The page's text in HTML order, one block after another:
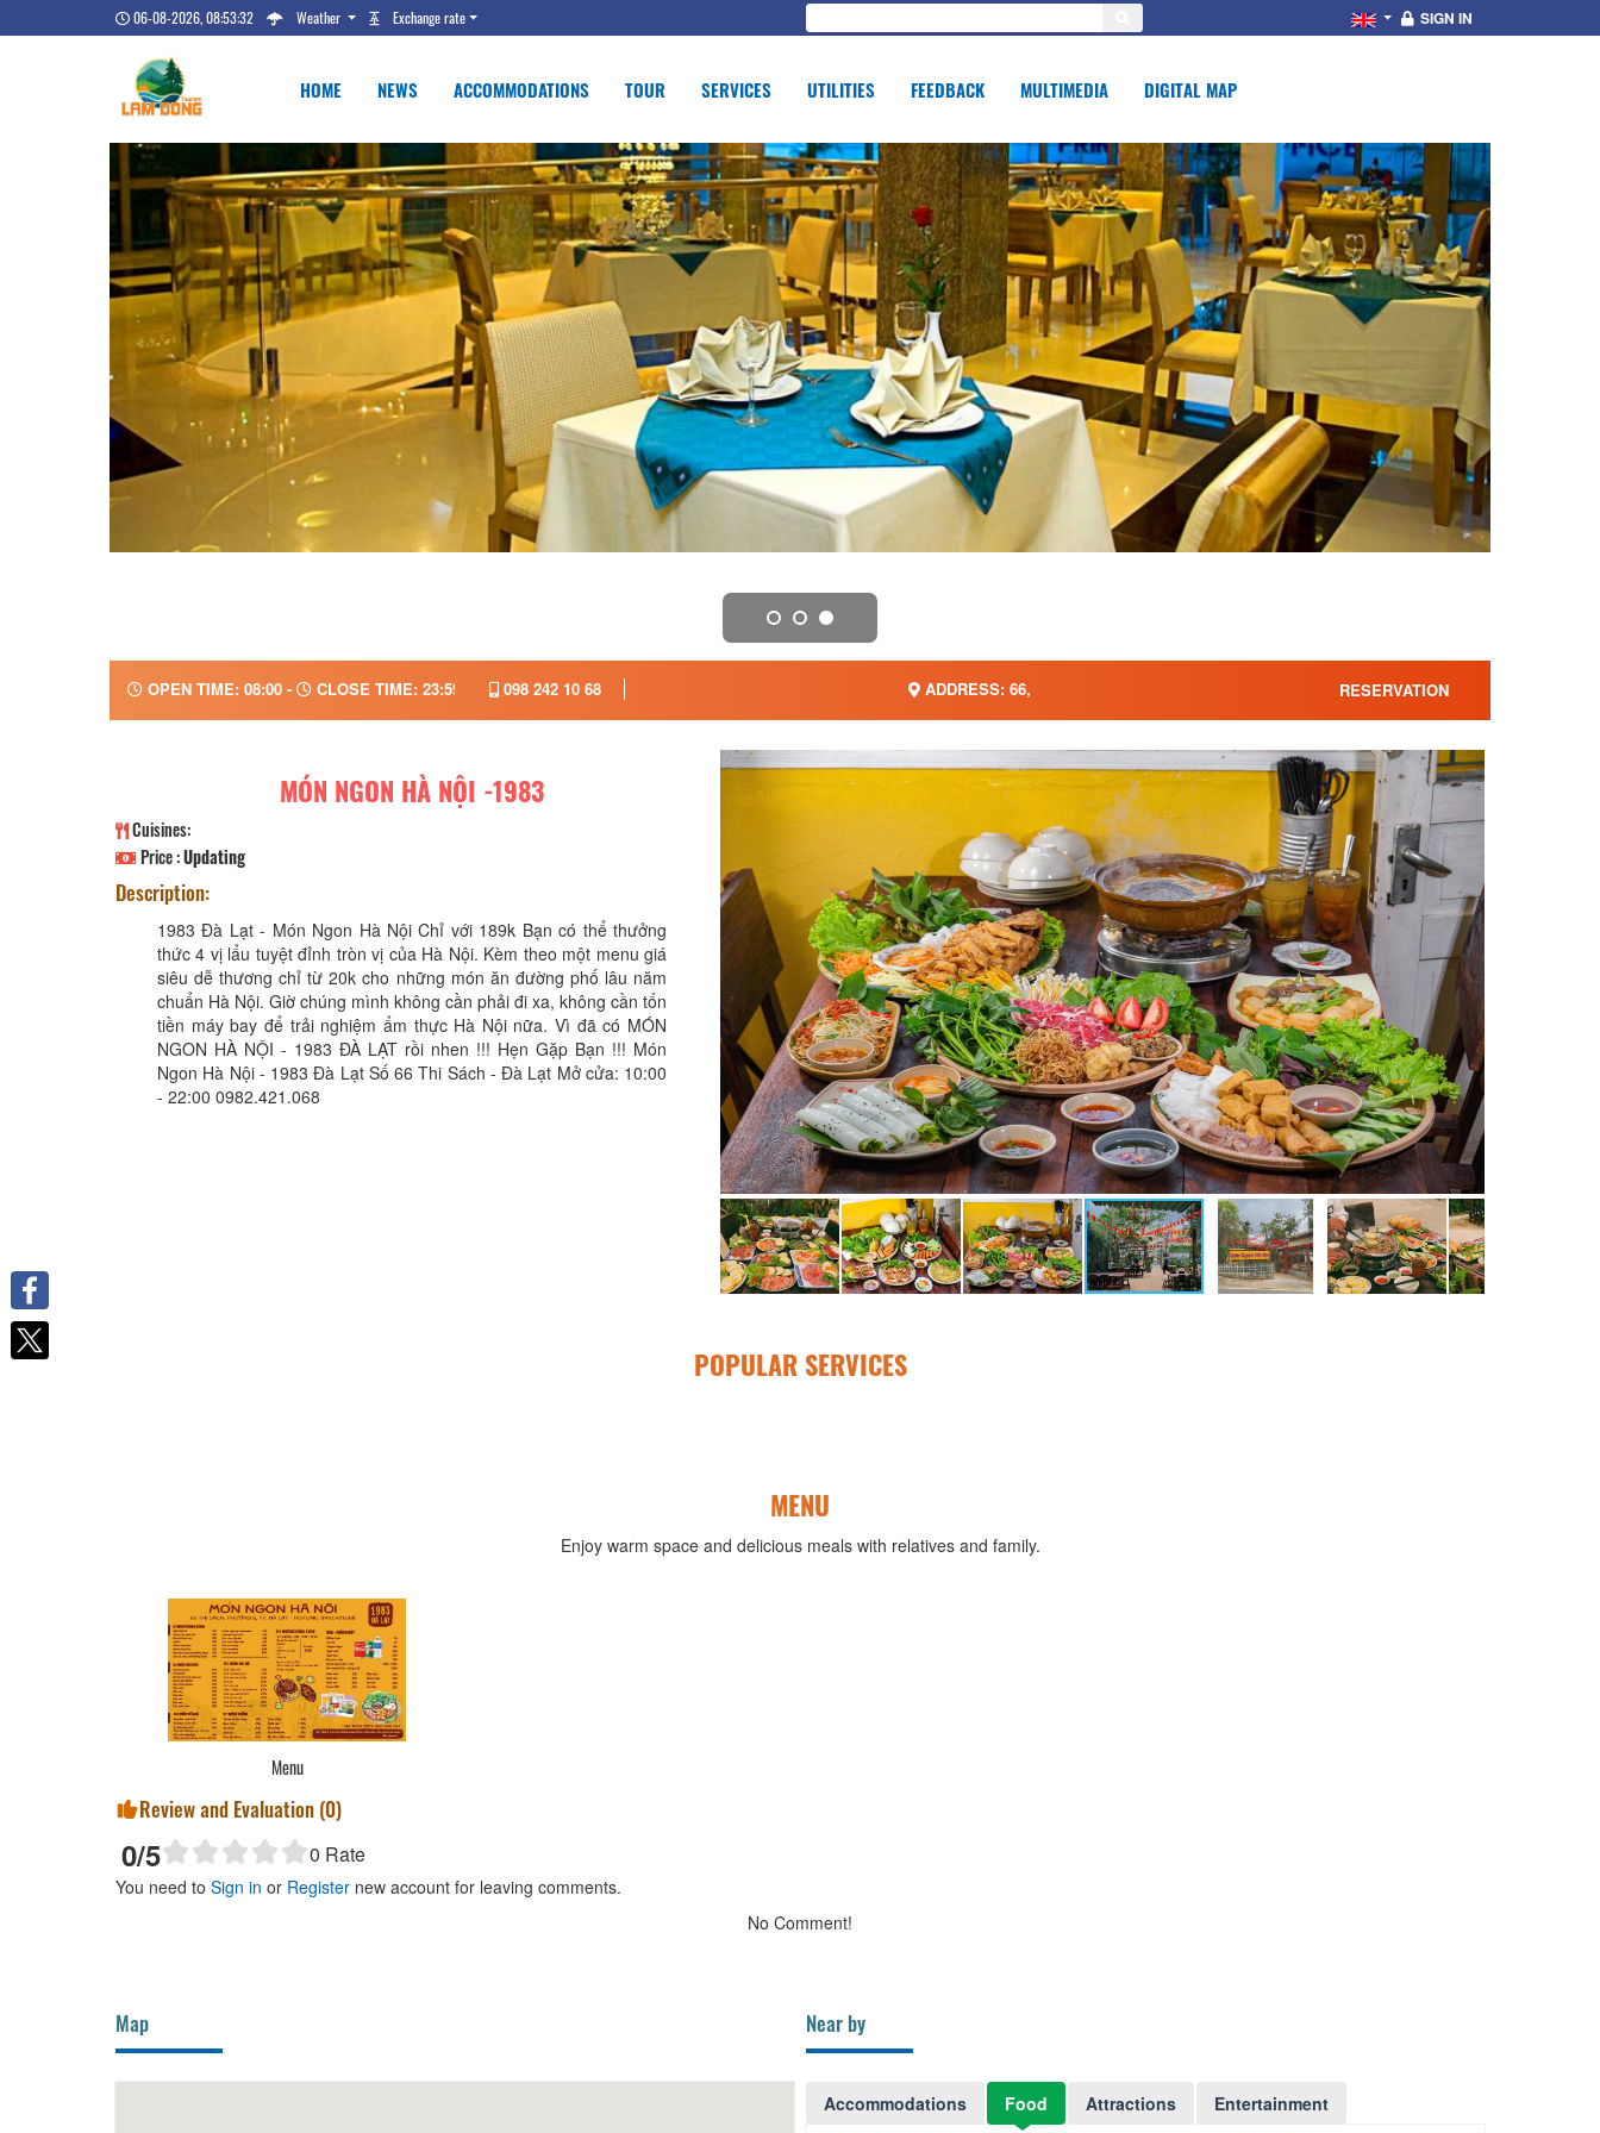
06-08-2026, 08:53:33 Weather Exchange rate SIGN IN
HOME NEWS ACCOMMODATIONS TOUR SERVICES UTILITIES FEEDBACK MULTIMEDIA DIGITAL MAP
OPEN TIME: 08:00 - CLOSE TIME: 23:59 098 242 10 68 ADDRESS: 66, RESERVATION
MÓN NGON HÀ NỘI -1983
Cuisines:
Price :Updating
Description:
1983 Đà Lạt - Món Ngon Hà Nội Chỉ với 189k Bạn có thể thưởng
thức 4 vị lẩu tuyệt đỉnh tròn vị của Hà Nội. Kèm theo một menu giá
siêu dễ thương chỉ từ 20k cho những món ăn đường phố lâu năm
chuẩn Hà Nội. Giờ chúng mình không cần phải đi xa, không cần tốn
tiền máy bay để trải nghiệm ẩm thực Hà Nội nữa. Vì đã có MÓN
NGON HÀ NỘI - 1983 ĐÀ LẠT rồi nhen !!! Hẹn Gặp Bạn !!! Món
Ngon Hà Nội - 1983 Đà Lạt Số 66 Thi Sách - Đà Lạt Mở cửa: 10:00
- 22:00 0982.421.068
POPULAR SERVICES
MENU
Enjoy warm space and delicious meals with relatives and family.
Menu
Review and Evaluation (0)
0/5 0 Rate
You need to Sign in or Register new account for leaving comments.
No Comment!
Map Near by
Accommodations Food Attractions Entertainment
Facebook